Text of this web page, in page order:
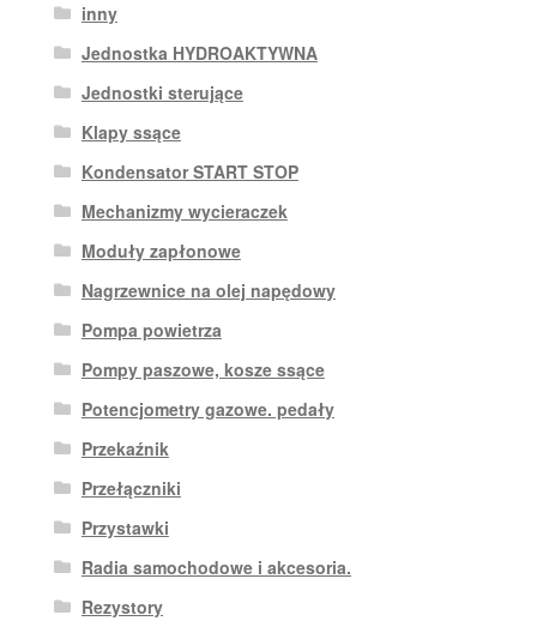
inny
Jednostka HYDROAKTYWNA
Jednostki sterujące
Klapy ssące
Kondensator START STOP
Mechanizmy wycieraczek
Moduły zapłonowe
Nagrzewnice na olej napędowy
Pompa powietrza
Pompy paszowe, kosze ssące
Potencjometry gazowe. pedały
Przekaźnik
Przełączniki
Przystawki
Radia samochodowe i akcesoria.
Rezystory